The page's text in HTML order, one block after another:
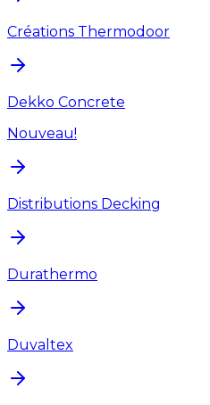
Créations Thermodoor
Dekko Concrete
Nouveau!
Distributions Decking
Durathermo
Duvaltex